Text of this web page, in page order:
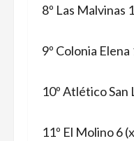
8º Las Malvinas
9º Colonia Elena
10º Atlético San
11º El Molino 6